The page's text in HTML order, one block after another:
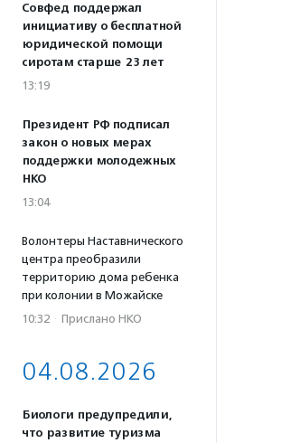
Совфед поддержал
инициативу о бесплатной
юридической помощи
сиротам старше 23 лет
13:19
Президент РФ подписал
закон о новых мерах
поддержки молодежных
НКО
13:04
Волонтеры Наставнического
центра преобразили
территорию дома ребенка
при колонии в Можайске
10:32 · Прислано НКО
04.08.2026
Биологи предупредили,
что развитие туризма